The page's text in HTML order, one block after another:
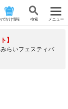
でかけ情報 検 索 メニュー
】
らいフェスティバ